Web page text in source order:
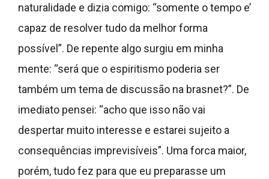
naturalidade e dizia comigo: “somente o tempo e’
capaz de resolver tudo da melhor forma
possível”. De repente algo surgiu em minha
mente: “será que o espiritismo poderia ser
também um tema de discussão na brasnet?”. De
imediato pensei: “acho que isso não vai
despertar muito interesse e estarei sujeito a
consequências imprevisíveis”. Uma forca maior,
porém, tudo fez para que eu preparasse um